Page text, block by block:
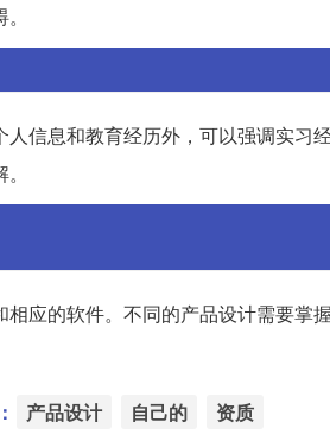
信息和教育经历外，可以强调实习
应的软件。不同的产品设计需要掌
产品设计 自己的 资质